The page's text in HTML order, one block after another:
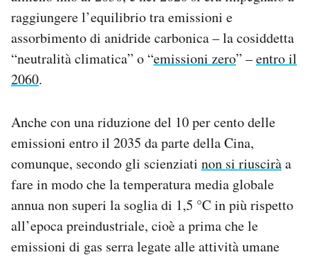
raggiungere l’equilibrio tra emissioni e
assorbimento di anidride carbonica – la cosiddetta
“neutralità climatica” o “emissioni zero” –entro il
2060.
Anche con una riduzione del 10 per cento delle
emissioni entro il 2035 da parte della Cina,
comunque, secondo gli scienziati non si riusciràa
fare in modo che la temperatura media globale
annua non superi la soglia di 1,5 °C in più rispetto
all’epoca preindustriale, cioè a prima che le
emissioni di gas serra legate alle attività umane